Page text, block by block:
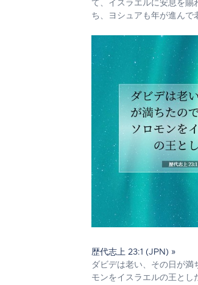
て、イスラエルに安息を賜
ち、ヨシュアも年が進んで
歴代志上 23:1 (JPN) »
ダビデは老い、その日が満
モンをイスラエルの王とし